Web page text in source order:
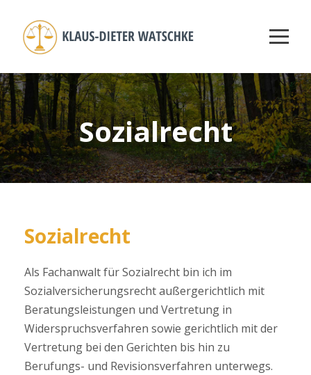
Sozialrecht
Sozialrecht
Als Fachanwalt für Sozialrecht bin ich im
Sozialversicherungsrecht außergerichtlich mit
Beratungsleistungen und Vertretung in
Widerspruchsverfahren sowie gerichtlich mit der
Vertretung bei den Gerichten bis hin zu
Berufungs- und Revisionsverfahren unterwegs.